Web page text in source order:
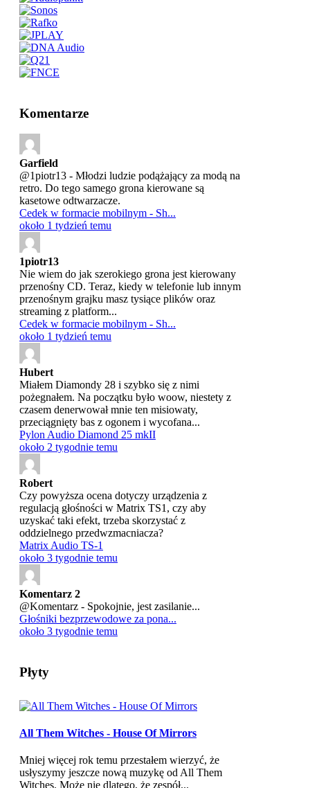
Komentarze
Garfield
@1piotr13 - Młodzi ludzie podążający za modą na
retro. Do tego samego grona kierowane są
kasetowe odtwarzacze.
Cedek w formacie mobilnym - Sh...
około 1 tydzień temu
1piotr13
Nie wiem do jak szerokiego grona jest kierowany
przenośny CD. Teraz, kiedy w telefonie lub innym
przenośnym grajku masz tysiące plików oraz
streaming z platform...
Cedek w formacie mobilnym - Sh...
około 1 tydzień temu
Hubert
Miałem Diamondy 28 i szybko się z nimi
pożegnałem. Na początku było woow, niestety z
czasem denerwował mnie ten misiowaty,
przeciągnięty bas z ogonem i wycofana...
Pylon Audio Diamond 25 mkII
około 2 tygodnie temu
Robert
Czy powyższa ocena dotyczy urządzenia z
regulacją głośności w Matrix TS1, czy aby
uzyskać taki efekt, trzeba skorzystać z
oddzielnego przedwzmacniacza?
Matrix Audio TS-1
około 3 tygodnie temu
Komentarz 2
@Komentarz - Spokojnie, jest zasilanie...
Głośniki bezprzewodowe za pona...
około 3 tygodnie temu
Płyty
All Them Witches - House Of Mirrors
Mniej więcej rok temu przestałem wierzyć, że
usłyszymy jeszcze nową muzykę od All Them
Witches. Może nie dlatego, że zespół...